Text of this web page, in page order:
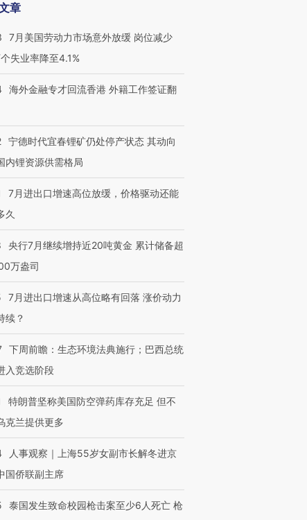
章
7月美国劳动力市场意外放缓 岗位减少
失业率降至4.1%
海外金融专才回流香港 外籍工作签证翻
宁德时代宜春锂矿仍处停产状态 其动向
内锂资源供需格局
7月进出口增速高位放缓，价格驱动还能
久
央行7月继续增持近20吨黄金 累计储备超
万盎司
7月进出口增速从高位略有回落 涨价动力
续？
下周前瞻：生态环境法典施行；巴西总统
入竞选阶段
特朗普坚称美国防空弹药库存充足 但不
克兰提供更多
人事观察｜上海55岁女副市长解冬进京
国侨联副主席
泰国发生致命校园枪击案至少6人死亡 枪